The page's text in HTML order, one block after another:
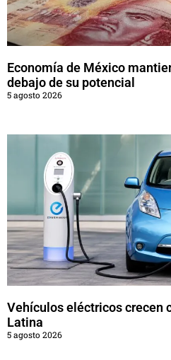
Economía de México
debajo de su potencial
5 agosto 2026
Vehículos eléctricos crecen
Latina
5 agosto 2026